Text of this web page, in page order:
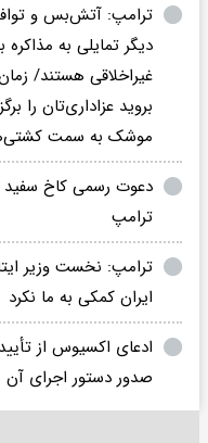
ترامپ: آتش‌بس و
دیگر تمایلی به مذاکره
غیراخلاقی هستند/
بروید عزاداری‌تان را
موشک به سمت
دعوت رسمی کاخ سفید
ترامپ
ترامپ: نخست وزیر
ایران کمکی به ما نکرد
ادعای اکسیوس از
صدور دستور اجرای آن